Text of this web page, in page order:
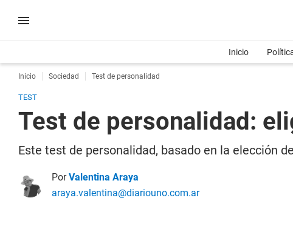
Inicio
Inicio Sociedad Test de personalidad
TEST
Test de personalidad:
Este test de personalidad, basado en la elección
PorValentina Araya
araya.valentina@diariouno.com.ar